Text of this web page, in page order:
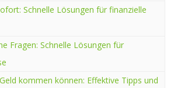
Schnelle Lösungen für finanzielle
Fragen: Schnelle Lösungen für
kommen können: Effektive Tipps und